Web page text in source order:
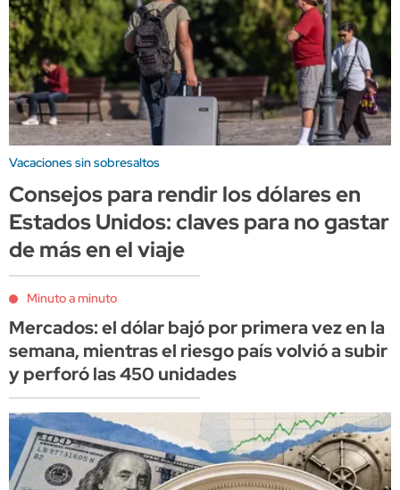
Vacaciones sin sobresaltos
Consejos para rendir los dólares en
Estados Unidos: claves para no gastar
de más en el viaje
Minuto a minuto
Mercados: el dólar bajó por primera vez en la
semana, mientras el riesgo país volvió a subir
y perforó las 450 unidades